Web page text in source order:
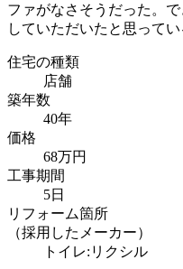
ファがなさそうだった。
していただいたと思ってい
住宅の種類
店舗
築年数
40年
価格
68万円
工事期間
5日
リフォーム箇所
（採用したメーカー）
トイレ:リクシル